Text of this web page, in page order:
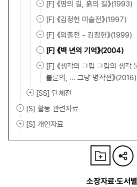
[F] 《땅의 길, 흙의 길》(1993)
[F] 《김정헌 미술전》(1997)
[F] 《외출전 - 김정헌》(1999)
[F] 《백 년의 기억》(2004)
[F] 《생각의 그림 그림의 생각
불륜의, ... 그냥 명작전》(2016)
[SS] 단체전
[S] 활동 관련자료
[S] 개인자료
소장자료·도서별